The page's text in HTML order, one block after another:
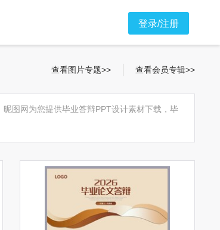
登录/注册
查看会员专辑>>
查看图片专题>>
图网为您提供毕业答辩PPT设计素材下载，毕